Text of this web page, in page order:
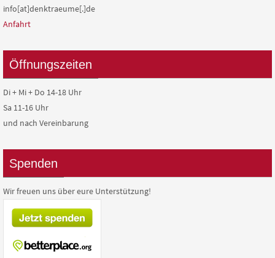
info[at]denktraeume[.]de
Anfahrt
Öffnungszeiten
Di + Mi + Do 14-18 Uhr
Sa 11-16 Uhr
und nach Vereinbarung
Spenden
Wir freuen uns über eure Unterstützung!